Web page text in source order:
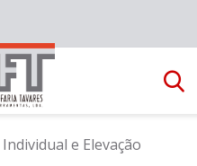
e Elevação